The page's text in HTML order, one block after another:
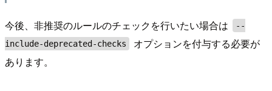
今後、非推奨のルールのチェックを行いたい場合は
--
include-deprecated-checks
オプションを付与する必要が
あります。